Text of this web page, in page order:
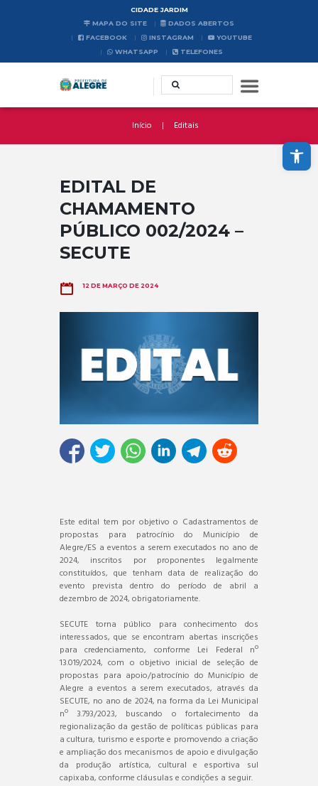
Abrir a barra de ferramentas
CIDADE JARDIM
MAPA DO SITE
DADOS ABERTOS
FACEBOOK
INSTAGRAM
YOUTUBE
WHATSAPP
TELEFONES
Início Editais
EDITAL DE
CHAMAMENTO
PÚBLICO 002/2024 –
SECUTE
12 DE MARÇO DE 2024
Este edital tem por objetivo o Cadastramentos de
propostas para patrocínio do Município de
Alegre/ES a eventos a serem executados no ano de
2024, inscritos por proponentes legalmente
constituídos, que tenham data de realização do
evento prevista dentro do período de abril a
dezembro de 2024, obrigatoriamente.
SECUTE torna público para conhecimento dos
interessados, que se encontram abertas inscrições
para credenciamento, conforme Lei Federal nº
13.019/2024, com o objetivo inicial de seleção de
propostas para apoio/patrocínio do Município de
Alegre a eventos a serem executados, através da
SECUTE, no ano de 2024, na forma da Lei Municipal
nº 3.793/2023, buscando o fortalecimento da
regionalização da gestão de políticas públicas para
a cultura, turismo e esporte e promovendo a criação
e ampliação dos mecanismos de apoio e divulgação
da produção artística, cultural e esportiva sul
capixaba, conforme cláusulas e condições a seguir.